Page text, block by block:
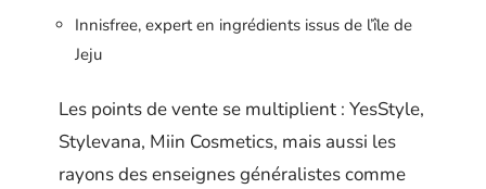
Innisfree, expert en ingrédients issus de l’île de
Jeju
Les points de vente se multiplient : YesStyle,
Stylevana, Miin Cosmetics, mais aussi les
rayons des enseignes généralistes comme